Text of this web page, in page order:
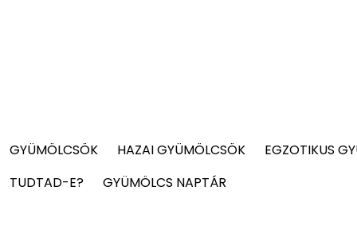
GYÜMÖLCSÖK HAZAI GYÜMÖLCSÖK EGZOTIKUS
TUDTAD-E?
GYÜMÖLCS NAPTÁR